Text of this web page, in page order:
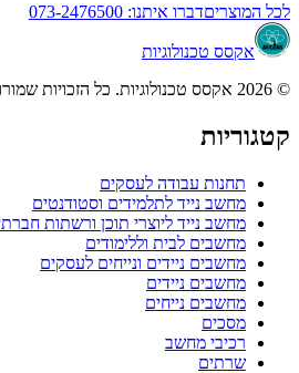
לכל המוצריםדברו איתנו: 073-2476500
אקסס טכנולוגיות
© 2026 אקסס טכנולוגיות. כל הזכויות שמורות.
קטגוריות
תחנות עבודה לעסקים
מחשב נייד לתלמידים וסטודנטים
מחשב נייד ליוצרי תוכן ורשתות
מחשבים לבית וללימודים
מחשבים ניידים ונייחים לעסקים
מחשבים ניידים
מחשבים נייחים
מסכים
רכיבי מחשב
שרתים